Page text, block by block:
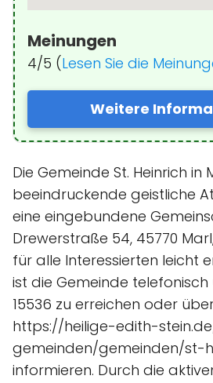
Meinungen
4/5 (Lesen Sie die
Weitere
Die Gemeinde St. Heinrich in
beeindruckende geistliche
eine eingebundene
Drewerstraße 54, 45770
für alle Interessierten leicht
ist die Gemeinde
15536 zu erreichen oder
https://heilige-edith-
gemeinden/gemeinden/st-
informieren. Durch die